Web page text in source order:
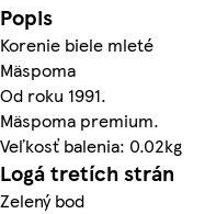
Popis
Korenie biele mleté
Mäspoma
Od roku 1991.
Mäspoma premium.
Veľkosť balenia: 0.02kg
Logá tretích strán
Zelený bod